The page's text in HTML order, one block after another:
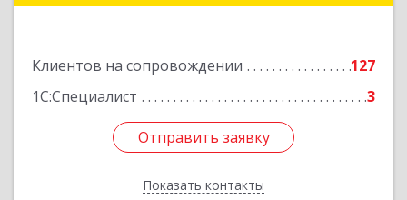
Клиентов на сопровождении
127
1С:Специалист
3
Отправить заявку
Показать контакты
Отправить заявку
Назад